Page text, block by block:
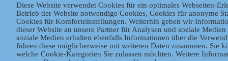
Diese Website verwendet Cookies für ein optimales Webseiten-
Betrieb der Website notwendige Cookies, Cookies für anonyme
Cookies für Komforteinstellungen. Weiterhin geben wir
dieser Website an unsere Partner für Analysen und soziale
soziale Medien erhalten ebenfalls Informationen über die
führen diese möglicherweise mit weiteren Daten zusammen. Sie
welche Cookie-Kategorien Sie zulassen möchten. Weitere